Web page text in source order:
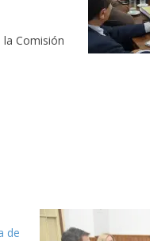
Comisión
de